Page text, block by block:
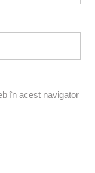
în acest navigator